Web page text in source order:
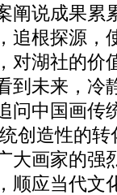
阐说成果累
追根探源，
对湖社的价
到未来，冷
问中国画传
创造性的
大画家的强
顺应当代文